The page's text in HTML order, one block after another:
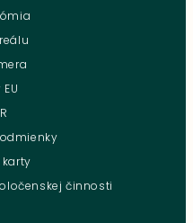
činnosti